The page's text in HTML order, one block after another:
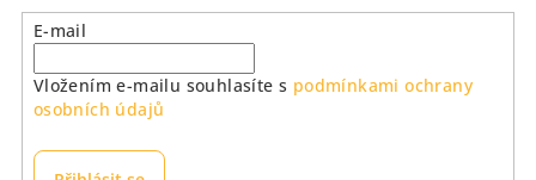
E-mail
Vložením e-mailu souhlasíte s podmínkami ochrany
osobních údajů